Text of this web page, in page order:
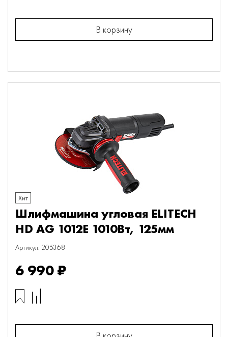
В корзину
Хит
Шлифмашина угловая ELITECH
HD AG 1012E 1010Вт, 125мм
Артикул: 205368
6 990 ₽